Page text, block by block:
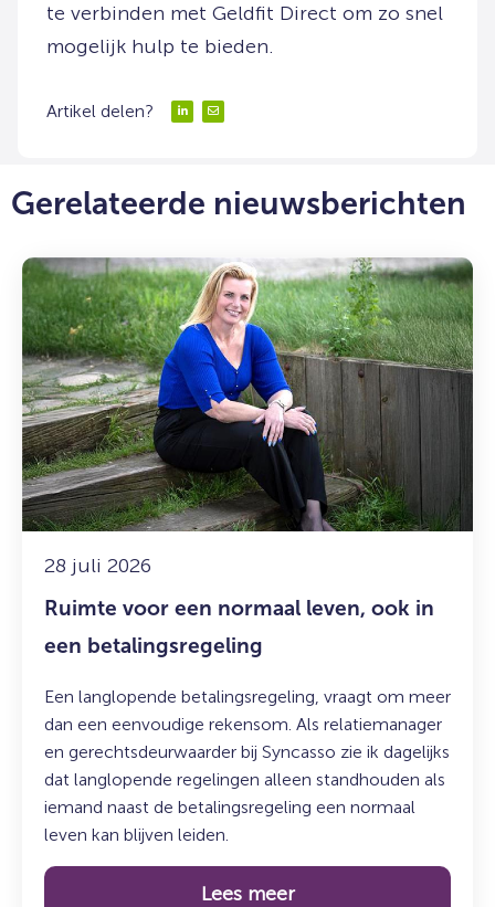
te verbinden met Geldfit Direct om zo snel
mogelijk hulp te bieden.
Artikel delen?
DelenDelen
Gerelateerde nieuwsberichten
28 juli 2026
Ruimte voor een normaal leven, ook in
een betalingsregeling
Een langlopende betalingsregeling, vraagt om meer
dan een eenvoudige rekensom. Als relatiemanager
en gerechtsdeurwaarder bij Syncasso zie ik dagelijks
dat langlopende regelingen alleen standhouden als
iemand naast de betalingsregeling een normaal
leven kan blijven leiden.
Lees meer
Lees
meer
over:
Ruimte
voor
een
normaal
leven,
ook
in
een
betalingsregeling